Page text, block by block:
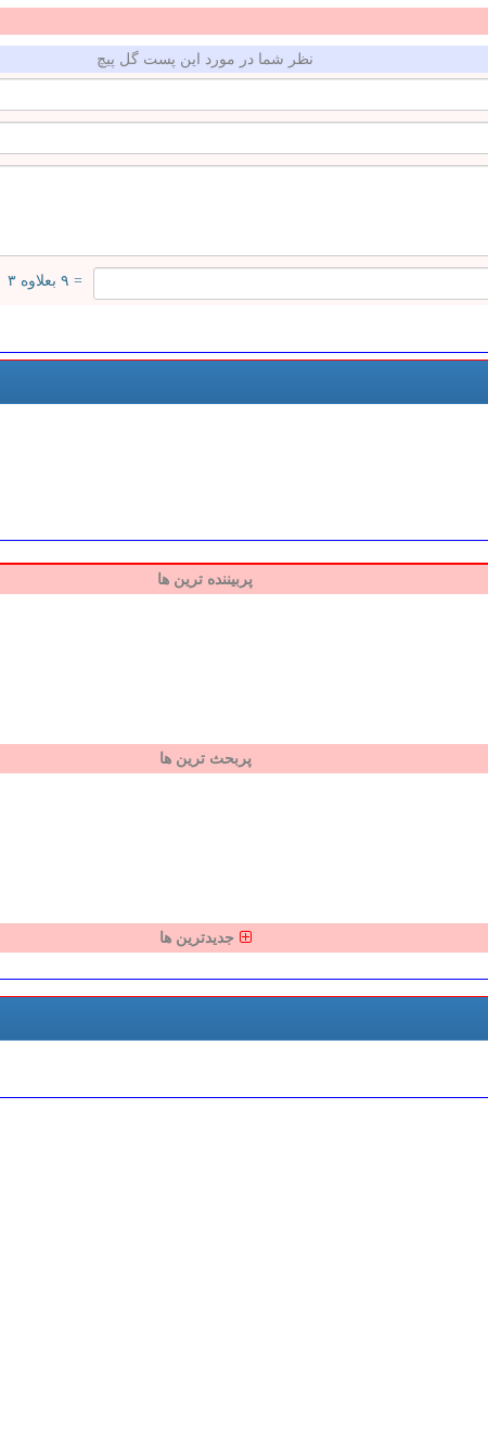
نظر شما در مورد این پست گل پیچ
= ۹ بعلاوه ۳
پربیننده ترین ها
پربحث ترین ها
جدیدترین ها